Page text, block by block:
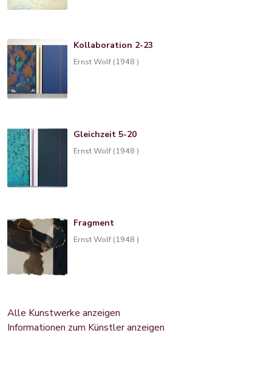
Kollaboration 2-23
Ernst Wolf (1948 )
Gleichzeit 5-20
Ernst Wolf (1948 )
Fragment
Ernst Wolf (1948 )
Alle Kunstwerke anzeigen
Informationen zum Künstler anzeigen